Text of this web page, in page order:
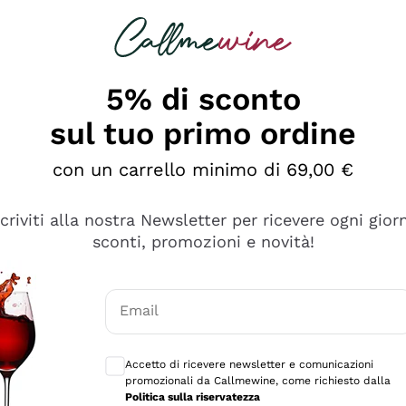
diversi e con un ampio range di prezzo. Le
5% di sconto
sul tuo primo ordine
con un carrello minimo di 69,00 €
alla nostra Newsletter per ricevere ogni
sconti, promozioni e novità!
Email
Accetto di ricevere newsletter e comunicazioni
promozionali da Callmewine, come richiesto dalla
Politica sulla riservatezza